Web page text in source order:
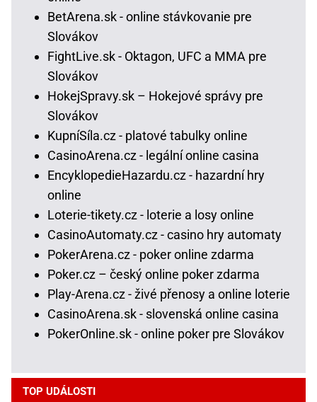
BetArena.sk - online stávkovanie pre
Slovákov
FightLive.sk - Oktagon, UFC a MMA pre
Slovákov
HokejSpravy.sk – Hokejové správy pre
Slovákov
KupníSíla.cz - platové tabulky online
CasinoArena.cz - legální online casina
EncyklopedieHazardu.cz - hazardní hry
online
Loterie-tikety.cz - loterie a losy online
CasinoAutomaty.cz - casino hry automaty
PokerArena.cz - poker online zdarma
Poker.cz – český online poker zdarma
Play-Arena.cz - živé přenosy a online loterie
CasinoArena.sk - slovenská online casina
PokerOnline.sk - online poker pre Slovákov
TOP UDÁLOSTI